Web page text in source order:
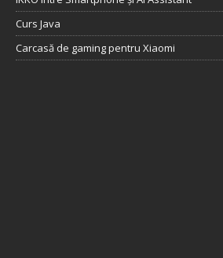
Curs Java
Carcasă de gaming pentru Xiaomi